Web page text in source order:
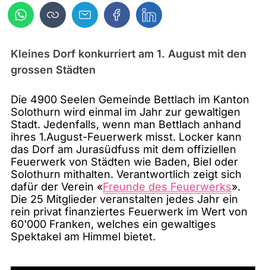
Kleines Dorf konkurriert am 1. August mit den
grossen Städten
Die 4900 Seelen Gemeinde Bettlach im Kanton
Solothurn wird einmal im Jahr zur gewaltigen
Stadt. Jedenfalls, wenn man Bettlach anhand
ihres 1.August-Feuerwerk misst. Locker kann
das Dorf am Jurasüdfuss mit dem offiziellen
Feuerwerk von Städten wie Baden, Biel oder
Solothurn mithalten. Verantwortlich zeigt sich
dafür der Verein «Freunde des Feuerwerks».
Die 25 Mitglieder veranstalten jedes Jahr ein
rein privat finanziertes Feuerwerk im Wert von
60'000 Franken, welches ein gewaltiges
Spektakel am Himmel bietet.